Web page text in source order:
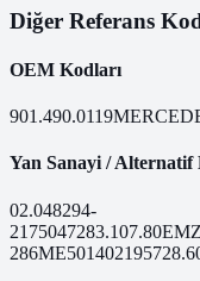
Diğer Referans
OEM Kodları
901.490.0119
Yan Sanayi / Alternatif
02.048294-
2175047283.107.80
286ME5014021957